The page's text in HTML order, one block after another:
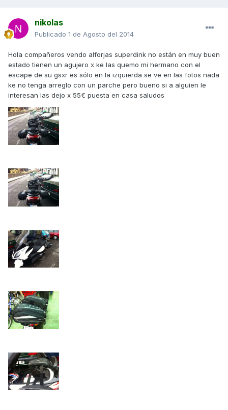
nikolas
Publicado 1 de Agosto del 2014
Hola compañeros vendo alforjas superdink no están en muy buen
estado tienen un agujero x ke las quemo mi hermano con el
escape de su gsxr es sólo en la izquierda se ve en las fotos nada
ke no tenga arreglo con un parche pero bueno si a alguien le
interesan las dejo x 55€ puesta en casa saludos